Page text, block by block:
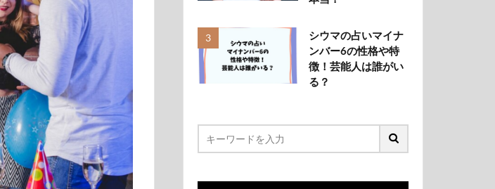
シウマの占いマイナ
ンバー6の性格や特
徴！芸能人は誰がい
る？